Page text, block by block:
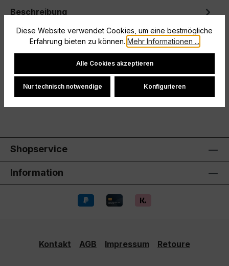
Beschreibung
Mit diesem adidas Tiro 25 Essentials Trikot für
Kinder und Teens verpasst du deinen Outfits
angesagten Fußballstyle. Es ist…Mehr
Hersteller
Bewertungen
Shopservice
Information
Kontakt AGB Impressum Retoure
Diese Website verwendet Cookies, um eine bestmögliche
Erfahrung bieten zu können. Mehr Informationen ...
Cookie-Einstellungen
Alle Cookies akzeptieren
Nur technisch notwendige Konfigurieren